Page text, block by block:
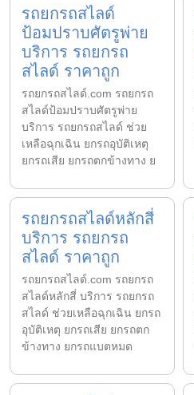
รถยกรถสไลด์
ป้อมปราบศัตรูพ่าย
บริการ รถยกรถ
สไลด์ ราคาถูก
รถยกรถสไลด์.com รถยกรถ
สไลด์ป้อมปราบศัตรูพ่าย
บริการ รถยกรถสไลด์ ช่วย
เหลือฉุกเฉิน ยกรถอุบัติเหตุ
ยกรถเสีย ยกรถตกข้างทาง ย
รถยกรถสไลด์หลักสี่
บริการ รถยกรถ
สไลด์ ราคาถูก
รถยกรถสไลด์.com รถยกรถ
สไลด์หลักสี่ บริการ รถยกรถ
สไลด์ ช่วยเหลือฉุกเฉิน ยกรถ
อุบัติเหตุ ยกรถเสีย ยกรถตก
ข้างทาง ยกรถแบตหมด